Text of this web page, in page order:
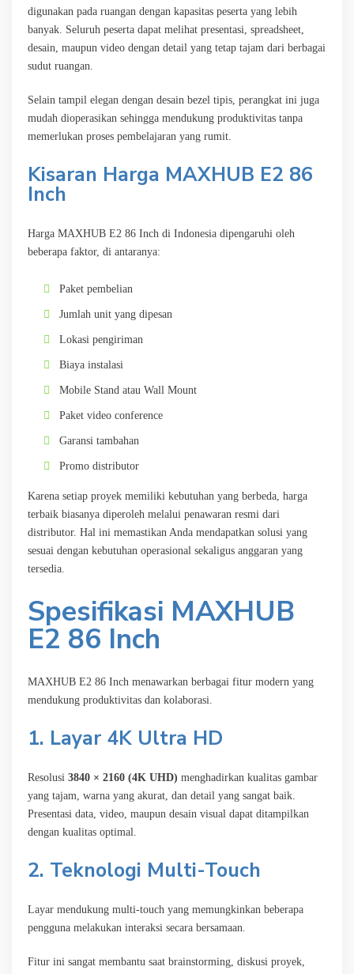
digunakan pada ruangan dengan kapasitas peserta yang lebih
banyak. Seluruh peserta dapat melihat presentasi, spreadsheet,
desain, maupun video dengan detail yang tetap tajam dari berbagai
sudut ruangan.
Selain tampil elegan dengan desain bezel tipis, perangkat ini juga
mudah dioperasikan sehingga mendukung produktivitas tanpa
memerlukan proses pembelajaran yang rumit.
Kisaran Harga MAXHUB E2 86
Inch
Harga MAXHUB E2 86 Inch di Indonesia dipengaruhi oleh
beberapa faktor, di antaranya:
Paket pembelian
Jumlah unit yang dipesan
Lokasi pengiriman
Biaya instalasi
Mobile Stand atau Wall Mount
Paket video conference
Garansi tambahan
Promo distributor
Karena setiap proyek memiliki kebutuhan yang berbeda, harga
terbaik biasanya diperoleh melalui penawaran resmi dari
distributor. Hal ini memastikan Anda mendapatkan solusi yang
sesuai dengan kebutuhan operasional sekaligus anggaran yang
tersedia.
Spesifikasi MAXHUB
E2 86 Inch
MAXHUB E2 86 Inch menawarkan berbagai fitur modern yang
mendukung produktivitas dan kolaborasi.
1. Layar 4K Ultra HD
Resolusi 3840 × 2160 (4K UHD) menghadirkan kualitas gambar
yang tajam, warna yang akurat, dan detail yang sangat baik.
Presentasi data, video, maupun desain visual dapat ditampilkan
dengan kualitas optimal.
2. Teknologi Multi-Touch
Layar mendukung multi-touch yang memungkinkan beberapa
pengguna melakukan interaksi secara bersamaan.
Fitur ini sangat membantu saat brainstorming, diskusi proyek,